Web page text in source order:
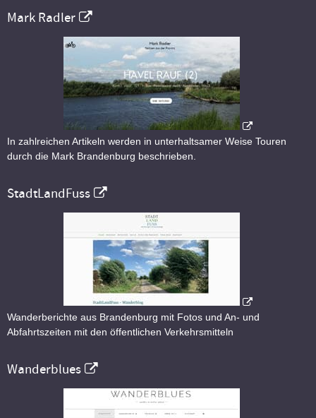
Mark Radler
In zahlreichen Artikeln werden in unterhaltsamer Weise Touren
durch die Mark Brandenburg beschrieben.
StadtLandFuss
Wanderberichte aus Brandenburg mit Fotos und An- und
Abfahrtszeiten mit den öffentlichen Verkehrsmitteln
Wanderblues